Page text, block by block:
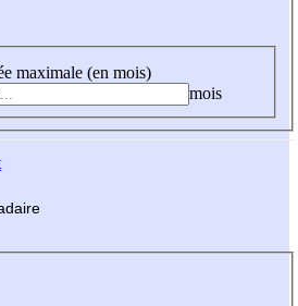
maximale (en mois)
mois